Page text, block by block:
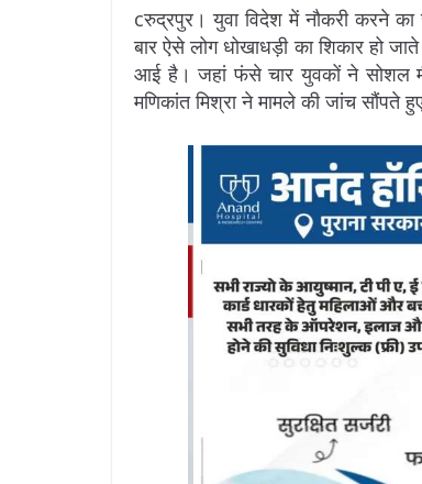
cरुद्रपुर। युवा विदेश में नौकरी करने
बार ऐसे लोग धोखाधड़ी का शिकार हो
आई है। जहां फंसे चार युवकों ने सोशल
मणिकांत मिश्रा ने मामले की जांच सौंपते हुए